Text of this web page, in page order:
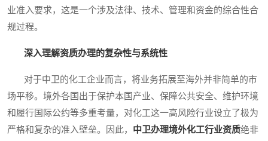
业准入要求，这是一个涉及法律、技术、管理和资金的综合性合
规过程。
深入理解资质办理的复杂性与系统性
对于中卫的化工企业而言，将业务拓展至海外并非简单的市
场平移。境外各国出于保护本国产业、保障公共安全、维护环境
和履行国际公约等多重考量，对化工这一高风险行业设立了极为
严格和复杂的准入壁垒。因此， 中卫办理境外化工行业资质绝非